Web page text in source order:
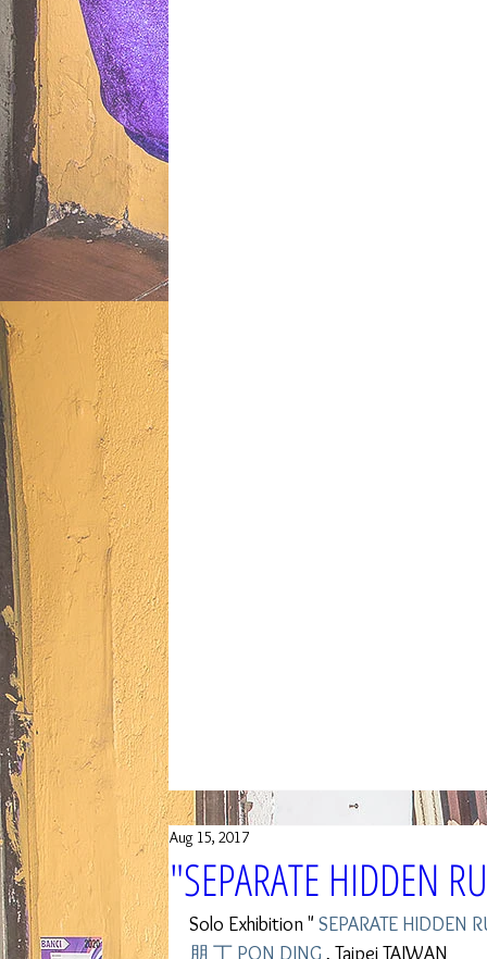
"SEPARATE HIDDEN
Aug 15, 2017
Solo Exhibition " SEPARATE HIDDEN
朋 丁 PON DING , Taipei TAIWAN